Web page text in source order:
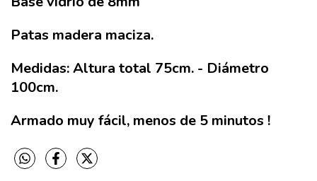
Patas madera maciza.
Medidas: Altura total 75cm. - Diámetro
100cm.
Armado muy fácil, menos de 5 minutos !